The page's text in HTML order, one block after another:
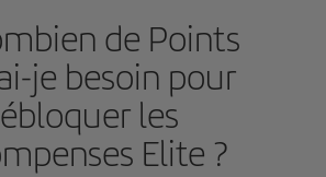
de Points
je besoin pour
les
Elite ?